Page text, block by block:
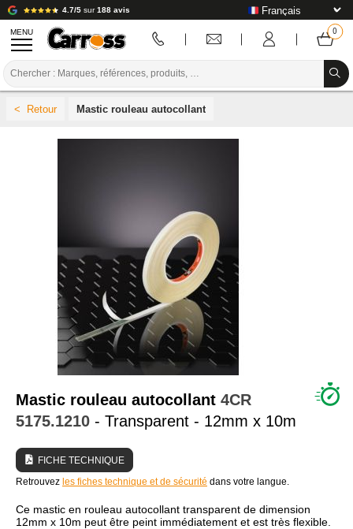
4.7/5 sur188 avis
MENU
CONSOMMABLE CARROSSERIE
OUTILLAGE CARROSSERIE
ÉQUIPEMENT ATELIER CARROSSERIE
INSTALLATION LABO
TUTORIEL & CONSEILS
QUI SOMMES NOUS ?
Mastic rouleau autocollant
Mastic rouleau autocollant 4CR
5175.1210 - Transparent - 12mm x 10m
FICHE TECHNIQUE
Retrouvez les fiches technique et de sécurité dans votre langue.
Ce mastic en rouleau autocollant transparent de dimension
12mm x 10m peut être peint immédiatement et est très flexible.